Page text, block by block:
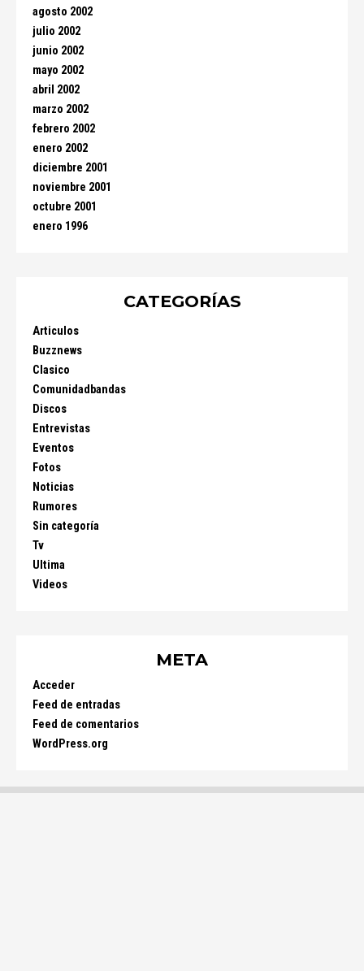
agosto 2002
julio 2002
junio 2002
mayo 2002
abril 2002
marzo 2002
febrero 2002
enero 2002
diciembre 2001
noviembre 2001
octubre 2001
enero 1996
CATEGORÍAS
Articulos
Buzznews
Clasico
Comunidadbandas
Discos
Entrevistas
Eventos
Fotos
Noticias
Rumores
Sin categoría
Tv
Ultima
Videos
META
Acceder
Feed de entradas
Feed de comentarios
WordPress.org